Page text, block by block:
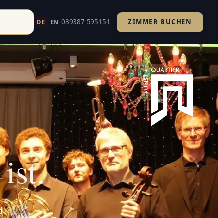
DE EN 039387 595151 ZIMMER BUCHEN
um Havelberg. Ihr Kultururlaub an Elbe und Havel.